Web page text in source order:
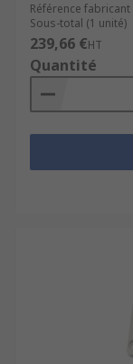
Référence fabricant
Sous-total (1 unité)
239,66 €HT
Quantité